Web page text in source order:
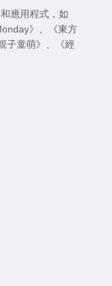
應用程式，如
》
《東方
子童萌》
《經